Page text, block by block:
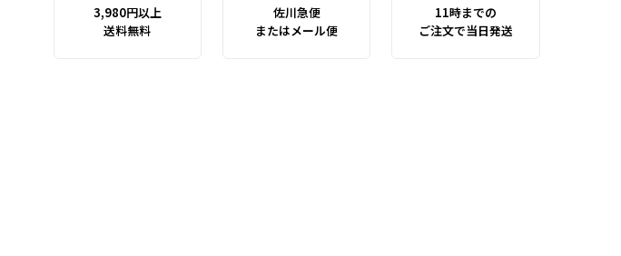
3,980円以上
送料無料
佐川急便
またはメール便
11時までの
ご注文で当日発送